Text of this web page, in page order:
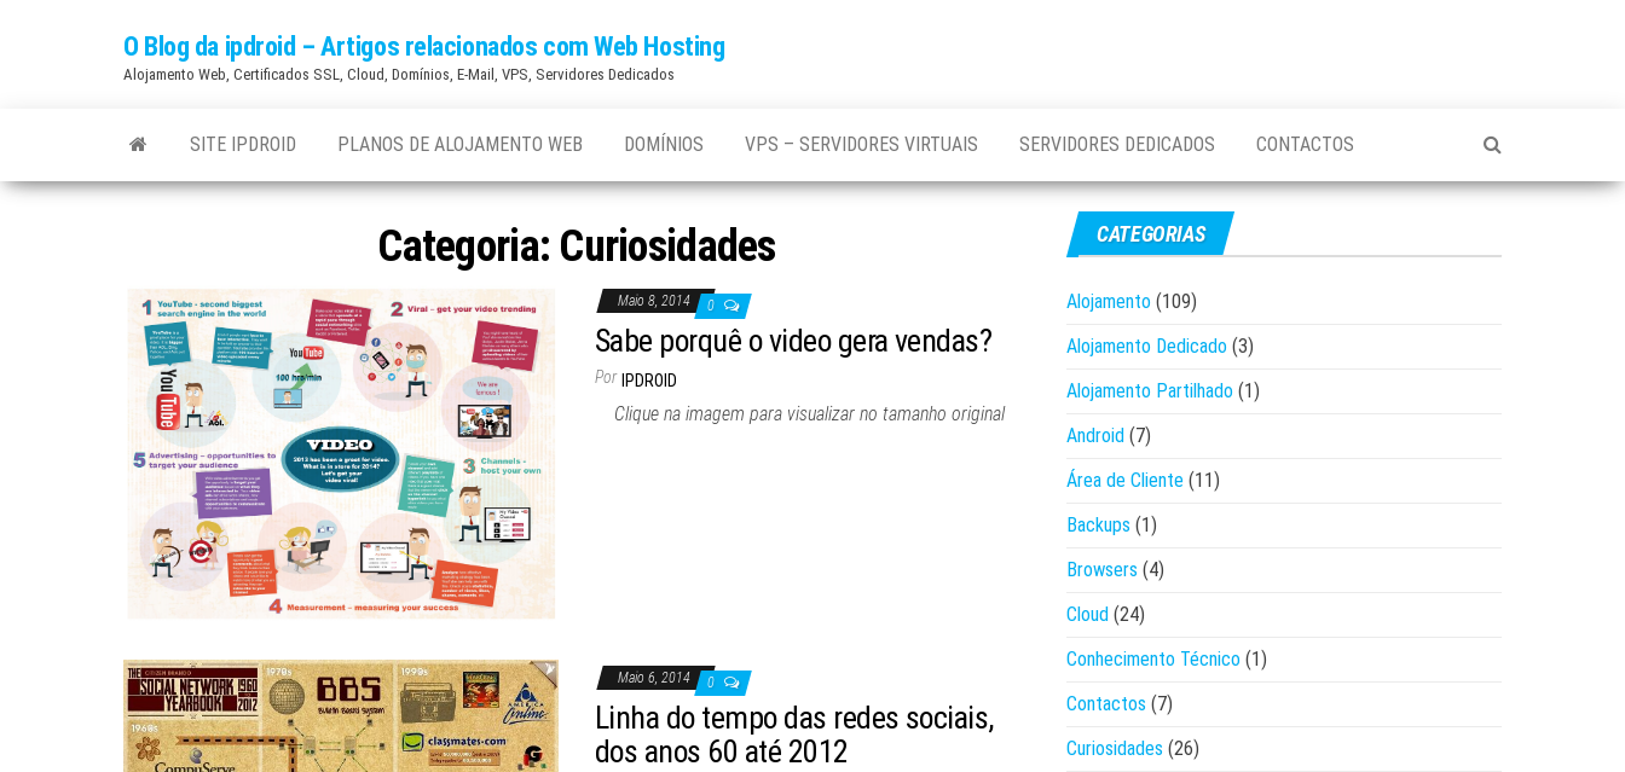
O Blog da ipdroid – Artigos relacionados com Web Hosting
Alojamento Web, Certificados SSL, Cloud, Domínios, E-Mail, VPS, Servidores Dedicados
SITE IPDROID PLANOS DE ALOJAMENTO WEB DOMÍNIOS VPS – SERVIDORES VIRTUAIS SERVIDORES DEDICADOS CONTACTOS
Categoria: Curiosidades
Maio 8, 2014 0
Sabe porquê o video gera vendas?
Por IPDROID
Clique na imagem para visualizar no tamanho original
Maio 6, 2014 0
Linha do tempo das redes sociais,
dos anos 60 até 2012
CATEGORIAS
Alojamento (109)
Alojamento Dedicado (3)
Alojamento Partilhado (1)
Android (7)
Área de Cliente (11)
Backups (1)
Browsers (4)
Cloud (24)
Conhecimento Técnico (1)
Contactos (7)
Curiosidades (26)